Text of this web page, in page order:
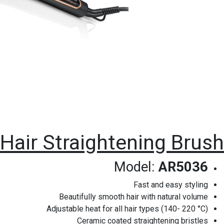
Straightening Brush
Model: AR5036
Fast and easy styling
Beautifully smooth hair with natural volume
Adjustable heat for all hair types (140- 220 °C)
Ceramic coated straightening bristles